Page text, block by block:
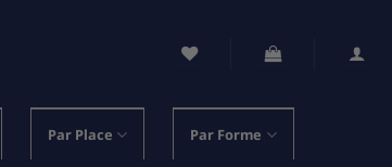
Par Place Par Forme